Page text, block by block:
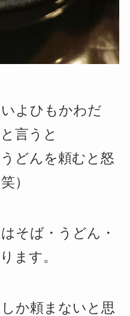
よひもかわだ
言うと
どんを頼むと怒
）
そば・うどん・
ます。
か頼まないと思